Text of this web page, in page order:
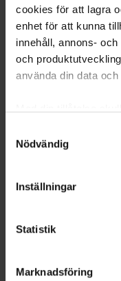
cookies för att lagra
enhet för att kunna
innehåll, annons-
och
använda din data
som kan ha en
Ta reda på mer om
Du kan ändra eller
Nödvändig
Inställningar
Statistik
Marknadsföring
Licensprövning
Två klubbar i
övriga beviljas
26-07-06
SHL, SDHL och